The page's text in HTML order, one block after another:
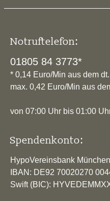
Notruftelefon:
01805 84 3773*
* 0,14 Euro/Min aus dem
max. 0,42 Euro/Min aus
von 07:00 Uhr bis 01:00
Spendenkonto:
HypoVereinsbank München
IBAN: DE92 70020270
Swift (BIC):